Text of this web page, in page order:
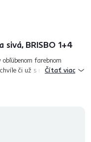
BRISBO 1+4
farebnom
či už s rodinou alebo
na stolovanie...
Čítať viac